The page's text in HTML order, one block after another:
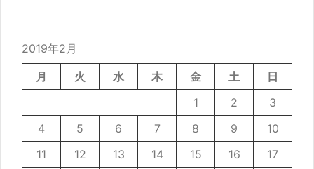
2019年2月
月
火 水 木 金 土
日
1
2
3
4
5 6 7 8 9
10
11
12 13 14 15 16 17